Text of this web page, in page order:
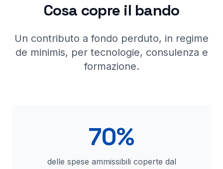
Cosa copre il bando
Un contributo a fondo perduto, in regime
de minimis, per tecnologie, consulenza e
formazione.
70%
delle spese ammissibili coperte dal